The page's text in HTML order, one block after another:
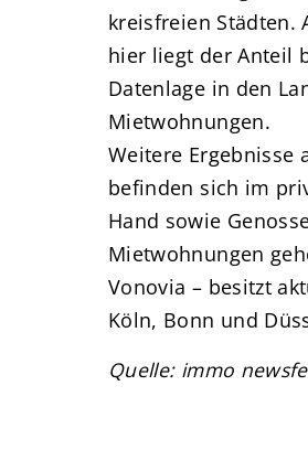
kreisfreien Städten.
hier liegt der Anteil
Datenlage in den
Mietwohnungen.
Weitere Ergebnisse
befinden sich im
Hand sowie
Mietwohnungen
Vonovia – besitzt
Köln, Bonn und
Quelle: immo